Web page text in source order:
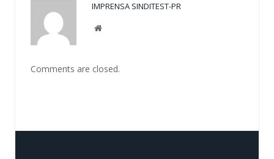
IMPRENSA SINDITEST-PR
Website
Comments are closed.